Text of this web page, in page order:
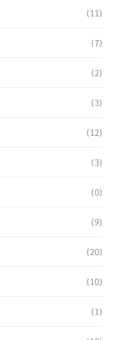
(11)
(7)
(2)
(3)
(12)
(3)
(0)
(9)
(20)
(10)
(1)